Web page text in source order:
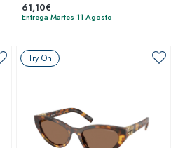
61,10€
Entrega Martes 11 Agosto
Try On